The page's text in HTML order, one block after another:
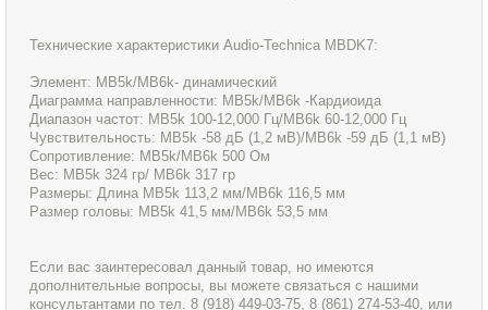
Технические характеристики Audio-Technica MBDK7:
Элемент: MB5k/MB6k- динамический
Диаграмма направленности: MB5k/MB6k -Кардиоида
Диапазон частот: MB5k 100-12,000 Гц/MB6k 60-12,000 Гц
Чувствительность: MB5k -58 дБ (1,2 мВ)/MB6k -59 дБ (1,1 мВ)
Сопротивление: MB5k/MB6k 500 Ом
Вес: MB5k 324 гр/ MB6k 317 гр
Размеры: Длина MB5k 113,2 мм/MB6k 116,5 мм
Размер головы: MB5k 41,5 мм/MB6k 53,5 мм
Если вас заинтересовал данный товар, но имеются
дополнительные вопросы, вы можете связаться с нашими
консультантами по тел. 8 (918) 449-03-75, 8 (861) 274-53-40, или